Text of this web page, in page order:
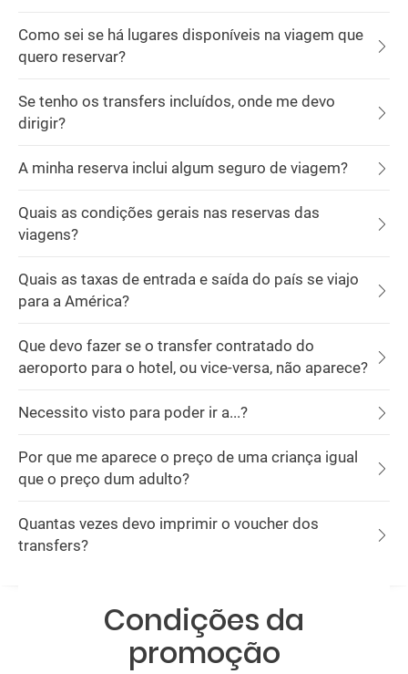
Como sei se há lugares disponíveis na viagem que
quero reservar?
Se tenho os transfers incluídos, onde me devo
dirigir?
A minha reserva inclui algum seguro de viagem?
Quais as condições gerais nas reservas das
viagens?
Quais as taxas de entrada e saída do país se viajo
para a América?
Que devo fazer se o transfer contratado do
aeroporto para o hotel, ou vice-versa, não aparece?
Necessito visto para poder ir a...?
Por que me aparece o preço de uma criança igual
que o preço dum adulto?
Quantas vezes devo imprimir o voucher dos
transfers?
Condições da
promoção